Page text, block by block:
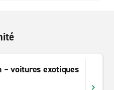
– voitures exotiques